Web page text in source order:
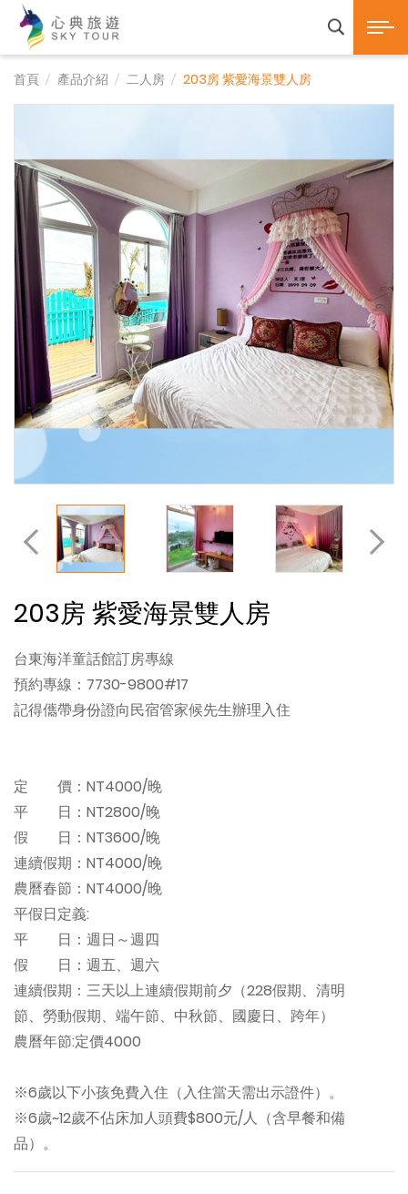
心典旅遊SKY TOUR |產品諮詢
展開
首頁 產品介紹 二人房 203房 紫愛海景雙人房
203房 紫愛海景雙人房
台東海洋童話館訂房專線
預約專線：7730-9800#17
記得儶帶身份證向民宿管家候先生辦理入住
定 價：NT4000/晚
平 日：NT2800/晚
假 日：NT3600/晚
連續假期：NT4000/晚
農曆春節：NT4000/晚
平假日定義:
平 日：週日～週四
假 日：週五、週六
連續假期：三天以上連續假期前夕（228假期、清明
節、勞動假期、端午節、中秋節、國慶日、跨年）
農曆年節:定價4000
※6歲以下小孩免費入住（入住當天需出示證件）。
※6歲~12歲不佔床加人頭費$800元/人（含早餐和備
品）。